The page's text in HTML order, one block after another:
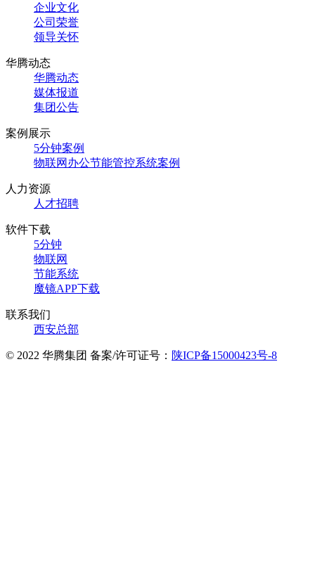
企业文化
公司荣誉
领导关怀
华腾动态
华腾动态
媒体报道
集团公告
案例展示
5分钟案例
物联网办公节能管控系统案例
人力资源
人才招聘
软件下载
5分钟
物联网
节能系统
魔镜APP下载
联系我们
西安总部
© 2022 华腾集团 备案/许可证号： 陕ICP备15000423号-8